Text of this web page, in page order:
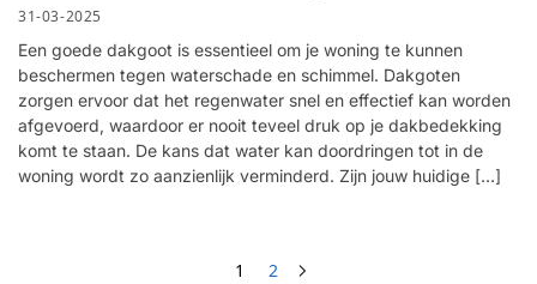
31-03-2025
Een goede dakgoot is essentieel om je woning te kunnen
beschermen tegen waterschade en schimmel. Dakgoten
zorgen ervoor dat het regenwater snel en effectief kan worden
afgevoerd, waardoor er nooit teveel druk op je dakbedekking
komt te staan. De kans dat water kan doordringen tot in de
woning wordt zo aanzienlijk verminderd. Zijn jouw huidige […]
1 2